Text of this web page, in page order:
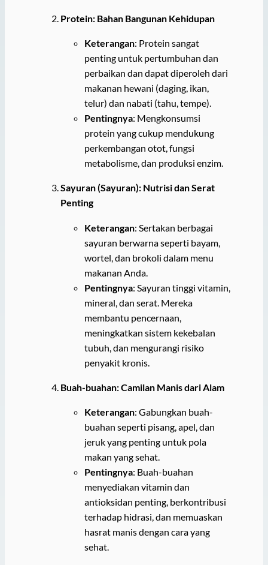
Protein: Bahan Bangunan Kehidupan
Keterangan: Protein sangat
penting untuk pertumbuhan dan
perbaikan dan dapat diperoleh dari
makanan hewani (daging, ikan,
telur) dan nabati (tahu, tempe).
Pentingnya: Mengkonsumsi
protein yang cukup mendukung
perkembangan otot, fungsi
metabolisme, dan produksi enzim.
Sayuran (Sayuran): Nutrisi dan Serat
Penting
Keterangan: Sertakan berbagai
sayuran berwarna seperti bayam,
wortel, dan brokoli dalam menu
makanan Anda.
Pentingnya: Sayuran tinggi vitamin,
mineral, dan serat. Mereka
membantu pencernaan,
meningkatkan sistem kekebalan
tubuh, dan mengurangi risiko
penyakit kronis.
Buah-buahan: Camilan Manis dari Alam
Keterangan: Gabungkan buah-
buahan seperti pisang, apel, dan
jeruk yang penting untuk pola
makan yang sehat.
Pentingnya: Buah-buahan
menyediakan vitamin dan
antioksidan penting, berkontribusi
terhadap hidrasi, dan memuaskan
hasrat manis dengan cara yang
sehat.